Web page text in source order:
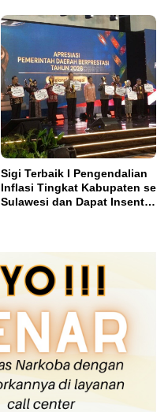
Sigi Terbaik I Pengendalian
Inflasi Tingkat Kabupaten se
Sulawesi dan Dapat Insentif